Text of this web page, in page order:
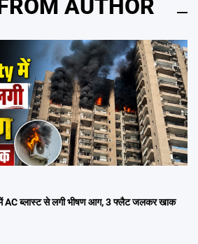
AUTHOR
AC ब्लास्ट से लगी भीषण आग, 3 फ्लैट जलकर खाक